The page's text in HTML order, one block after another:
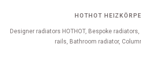
HOTHOT
Designer radiators HOTHOT, Bespoke
rails, Bathroom radiator,